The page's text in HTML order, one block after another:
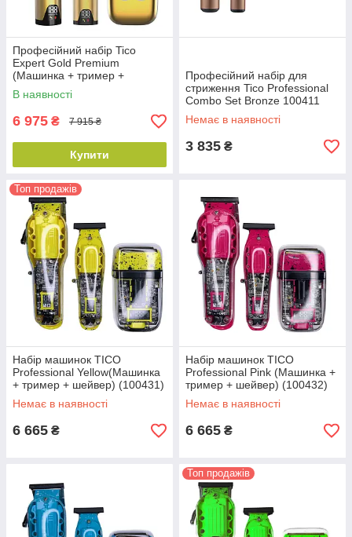
Професійний набір Tico
Expert Gold Premium
(Машинка + тример +
шейвер)
В наявності
6 975 ₴ 7 915 ₴
Купити
Професійний набір для
стриження Tico Professional
Combo Set Bronze 100411
Немає в наявності
3 835 ₴
Топ продажів
Набір машинок TICO
Professional Yellow(Машинка
+ тример + шейвер) (100431)
Немає в наявності
6 665 ₴
Набір машинок TICO
Professional Pink (Машинка +
тример + шейвер) (100432)
Немає в наявності
6 665 ₴
Топ продажів